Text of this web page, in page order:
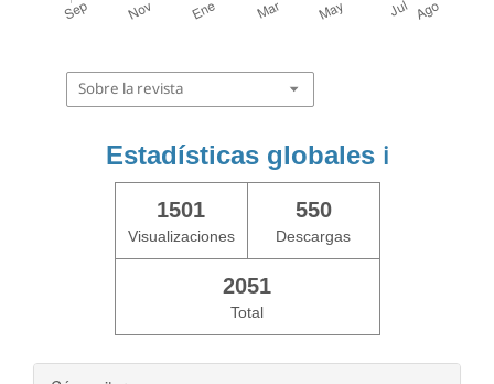
Sobre la revista
Estadísticas globales ℹ️
1501
Visualizaciones
550
Descargas
2051
Total